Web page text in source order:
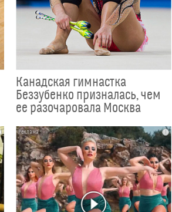
Канадская гимнастка
Беззубенко призналась, чем
ее разочаровала Москва
i